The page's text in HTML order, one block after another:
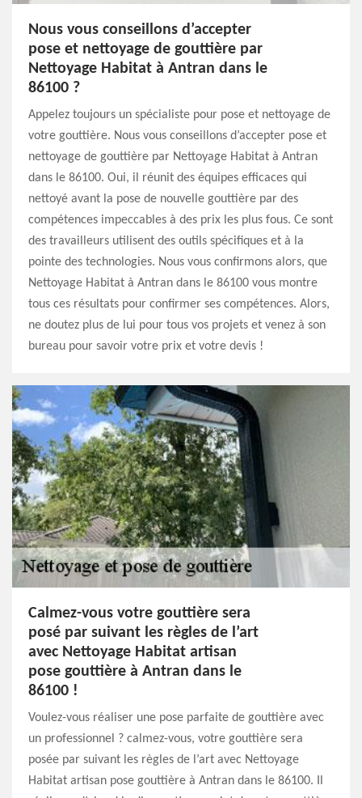
Nous vous conseillons d’accepter
pose et nettoyage de gouttière par
Nettoyage Habitat à Antran dans le
86100 ?
Appelez toujours un spécialiste pour pose et nettoyage de
votre gouttière. Nous vous conseillons d’accepter pose et
nettoyage de gouttière par Nettoyage Habitat à Antran
dans le 86100. Oui, il réunit des équipes efficaces qui
nettoyé avant la pose de nouvelle gouttière par des
compétences impeccables à des prix les plus fous. Ce sont
des travailleurs utilisent des outils spécifiques et à la
pointe des technologies. Nous vous confirmons alors, que
Nettoyage Habitat à Antran dans le 86100 vous montre
tous ces résultats pour confirmer ses compétences. Alors,
ne doutez plus de lui pour tous vos projets et venez à son
bureau pour savoir votre prix et votre devis !
Calmez-vous votre gouttière sera
posé par suivant les règles de l’art
avec Nettoyage Habitat artisan
pose gouttière à Antran dans le
86100 !
Voulez-vous réaliser une pose parfaite de gouttière avec
un professionnel ? calmez-vous, votre gouttière sera
posée par suivant les règles de l’art avec Nettoyage
Habitat artisan pose gouttière à Antran dans le 86100. Il